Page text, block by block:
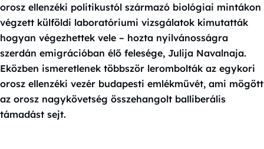
orosz ellenzéki politikustól származó biológiai mintákon
végzett külföldi laboratóriumi vizsgálatok kimutatták
hogyan végezhettek vele – hozta nyilvánosságra
szerdán emigrációban élő felesége, Julija Navalnaja.
Eközben ismeretlenek többször lerombolták az egykori
orosz ellenzéki vezér budapesti emlékművét, ami mögött
az orosz nagykövetség összehangolt balliberális
támadást sejt.